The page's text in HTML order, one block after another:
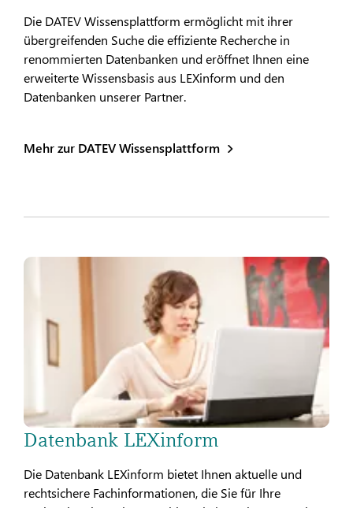
Die DATEV Wissensplattform ermöglicht mit ihrer
übergreifenden Suche die effiziente Recherche in
renommierten Datenbanken und eröffnet Ihnen eine
erweiterte Wissensbasis aus LEXinform und den
Datenbanken unserer Partner.
Mehr zur DATEV Wissensplattform
Datenbank LEXinform
Die Datenbank LEXinform bietet Ihnen aktuelle und
rechtsichere Fachinformationen, die Sie für Ihre